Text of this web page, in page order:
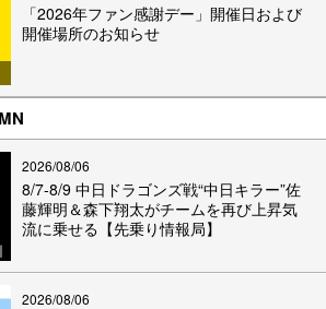
「2026年ファン感謝デー」開催日および
開催場所のお知らせ
2026/08/06
8/7-8/9 中日ドラゴンズ戦“中日キラー”佐
藤輝明＆森下翔太がチームを再び上昇気
流に乗せる【先乗り情報局】
2026/08/06